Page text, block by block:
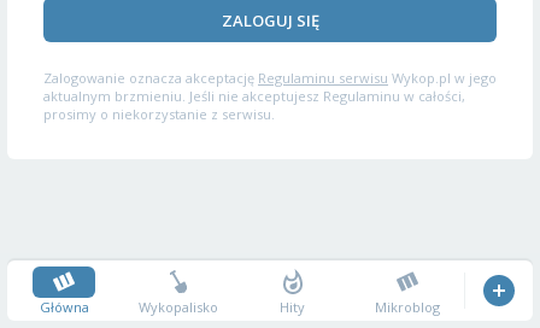
ZALOGUJ SIĘ
Zalogowanie oznacza akceptację Regulaminu serwisu Wykop.pl w jego
aktualnym brzmieniu. Jeśli nie akceptujesz Regulaminu w całości,
prosimy o niekorzystanie z serwisu.
Główna Wykopalisko Hity Mikroblog